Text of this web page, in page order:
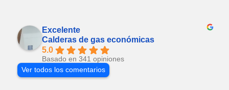
Excelente
Calderas de gas económicas
5.0
Basado en 341 opiniones
Ver todos los comentarios